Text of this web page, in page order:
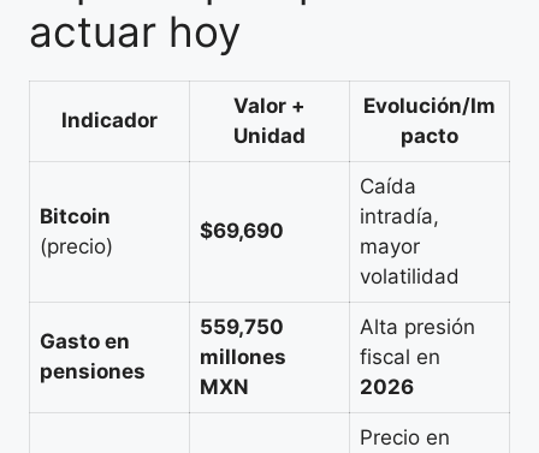
actuar hoy
Indicador
Valor +
Unidad
Evolución/Im
pacto
Bitcoin
(precio)
$69,690
Caída
intradía,
mayor
volatilidad
Gasto en
pensiones
559,750
millones
MXN
Alta presión
fiscal en
2026
Precio en